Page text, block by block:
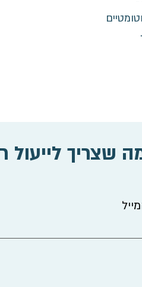
שצריך לייעול
מיידיות על חריגות